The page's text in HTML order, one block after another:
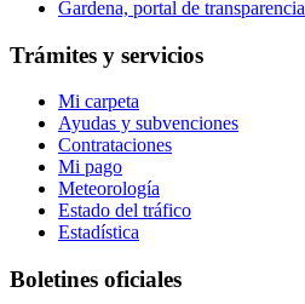
Gardena, portal de transparencia
Trámites y servicios
Mi carpeta
Ayudas y subvenciones
Contrataciones
Mi pago
Meteorología
Estado del tráfico
Estadística
Boletines oficiales